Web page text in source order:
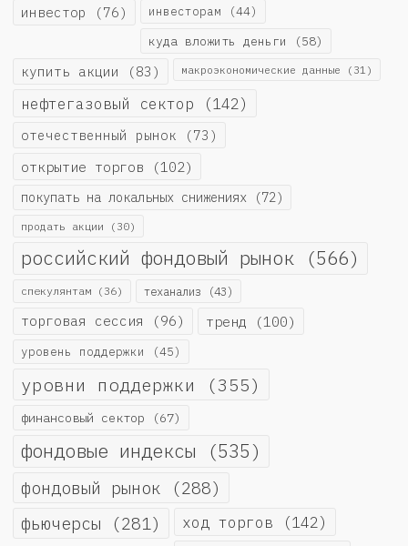
инвестор (76) инвесторам (44)
куда вложить деньги (58)
купить акции (83) макроэкономические данные (31)
нефтегазовый сектор (142)
отечественный рынок (73)
открытие торгов (102)
покупать на локальных снижениях (72)
продать акции (30)
российский фондовый рынок (566)
спекулянтам (36) теханализ (43)
торговая сессия (96) тренд (100)
уровень поддержки (45)
уровни поддержки (355)
финансовый сектор (67)
фондовые индексы (535)
фондовый рынок (288)
фьючерсы (281) ход торгов (142)